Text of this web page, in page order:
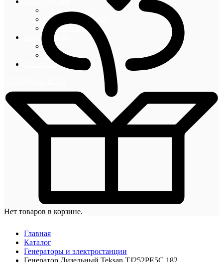
Гарантии
Оплата и доставка
Акции и скидки
Информация
Блог
Новости
Контакты
Нет товаров в корзине.
Главная
Каталог
Генераторы и электростанции